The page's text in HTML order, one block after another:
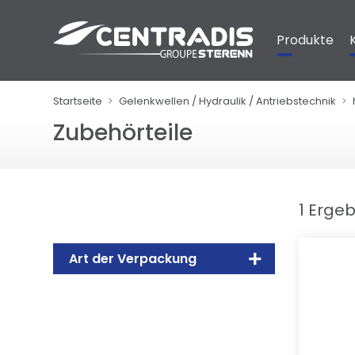
Produkte
Startseite Gelenkwellen / Hydraulik / Antriebstechnik
Zubehörteile
Art der Verpackung
1